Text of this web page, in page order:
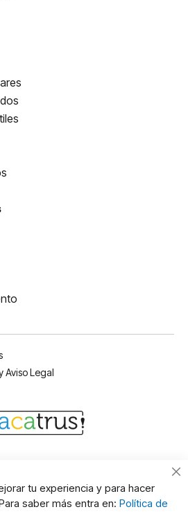
Aviso Legal
tu experiencia y para hacer
saber más entra en: Política de